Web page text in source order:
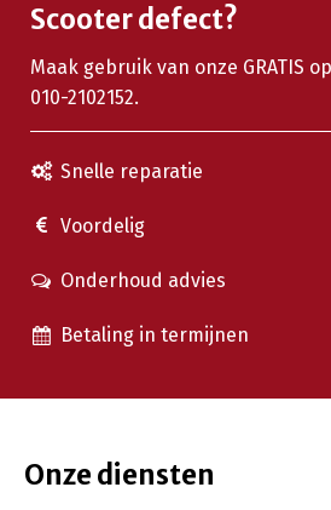
Scooter defect?
Maak gebruik van onze GRATIS
010-2102152.
Snelle reparatie
Voordelig
Onderhoud advies
Betaling in termijnen
Onze diensten